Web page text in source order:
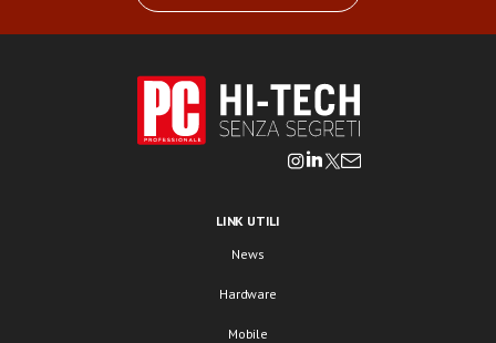
LINK UTILI
News
Hardware
Mobile